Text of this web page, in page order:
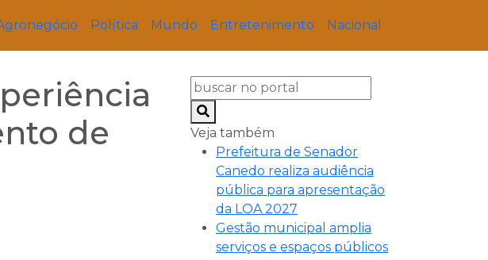
Política Mundo Entretenimento Nacional
de
Veja também
Prefeitura de Senador
Canedo realiza audiência
pública para apresentação
da LOA 2027
Gestão municipal amplia
serviços e espaços públicos